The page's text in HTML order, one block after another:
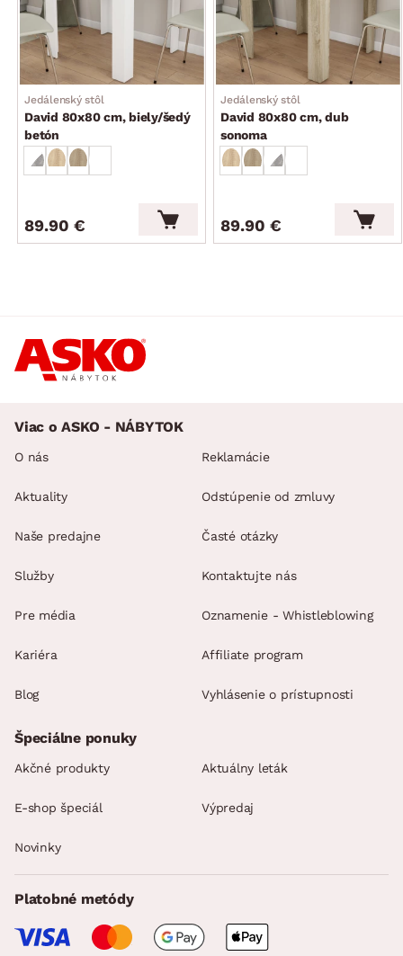
Jedálenský stôl
David 80x80 cm, biely/šedý
betón
89.90 €
Jedálenský stôl
David 80x80 cm, dub
sonoma
89.90 €
Viac o ASKO - NÁBYTOK
O nás
Aktuality
Naše predajne
Služby
Pre média
Kariéra
Blog
Reklamácie
Odstúpenie od zmluvy
Časté otázky
Kontaktujte nás
Oznamenie - Whistleblowing
Affiliate program
Vyhlásenie o prístupnosti
Špeciálne ponuky
Akčné produkty Aktuálny leták
E-shop špeciál Výpredaj
Novinky
Platobné metódy